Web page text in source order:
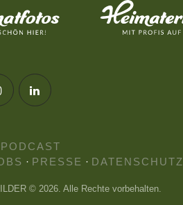
PODCAST
· PRESSE · DATENSCHUTZ
© 2026. Alle Rechte vorbehalten.